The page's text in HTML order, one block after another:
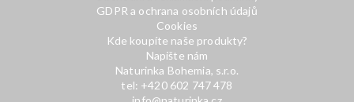
GDPR a ochrana osobních údajů
Cookies
Kde koupíte naše produkty?
Napište nám
Naturinka Bohemia, s.r.o.
tel: +420 602 747 478